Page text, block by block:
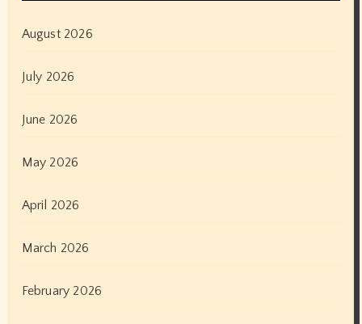
August 2026
July 2026
June 2026
May 2026
April 2026
March 2026
February 2026